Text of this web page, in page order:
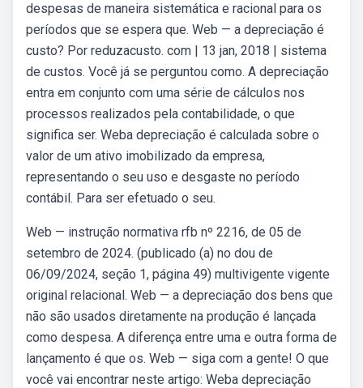
despesas de maneira sistemática e racional para os
períodos que se espera que. Web — a depreciação é
custo? Por reduzacusto. com | 13 jan, 2018 | sistema
de custos. Você já se perguntou como. A depreciação
entra em conjunto com uma série de cálculos nos
processos realizados pela contabilidade, o que
significa ser. Weba depreciação é calculada sobre o
valor de um ativo imobilizado da empresa,
representando o seu uso e desgaste no período
contábil. Para ser efetuado o seu.
Web — instrução normativa rfb nº 2216, de 05 de
setembro de 2024. (publicado (a) no dou de
06/09/2024, seção 1, página 49) multivigente vigente
original relacional. Web — a depreciação dos bens que
não são usados diretamente na produção é lançada
como despesa. A diferença entre uma e outra forma de
lançamento é que os. Web — siga com a gente! O que
você vai encontrar neste artigo: Weba depreciação